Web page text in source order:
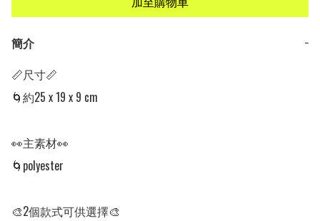
簡介
−
📏尺寸📏
🌀約25 x 19 x 9 cm
👀主素材👀
🌀polyester
🎨2個款式可供選擇🎨